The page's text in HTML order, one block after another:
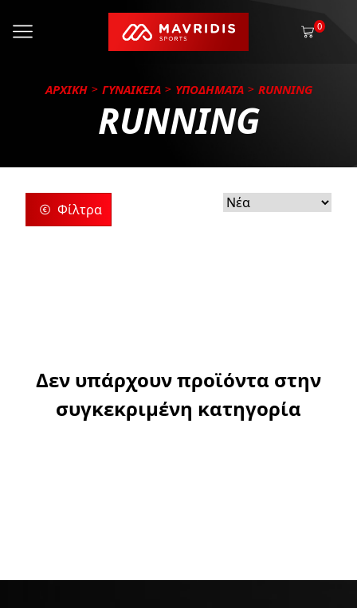
0
ΑΡΧΙΚΗ ΓΥΝΑΙΚΕΙΑ ΥΠΟΔΗΜΑΤΑ RUNNING
RUNNING
Φίλτρα
Δεν υπάρχουν προϊόντα στην
συγκεκριμένη κατηγορία